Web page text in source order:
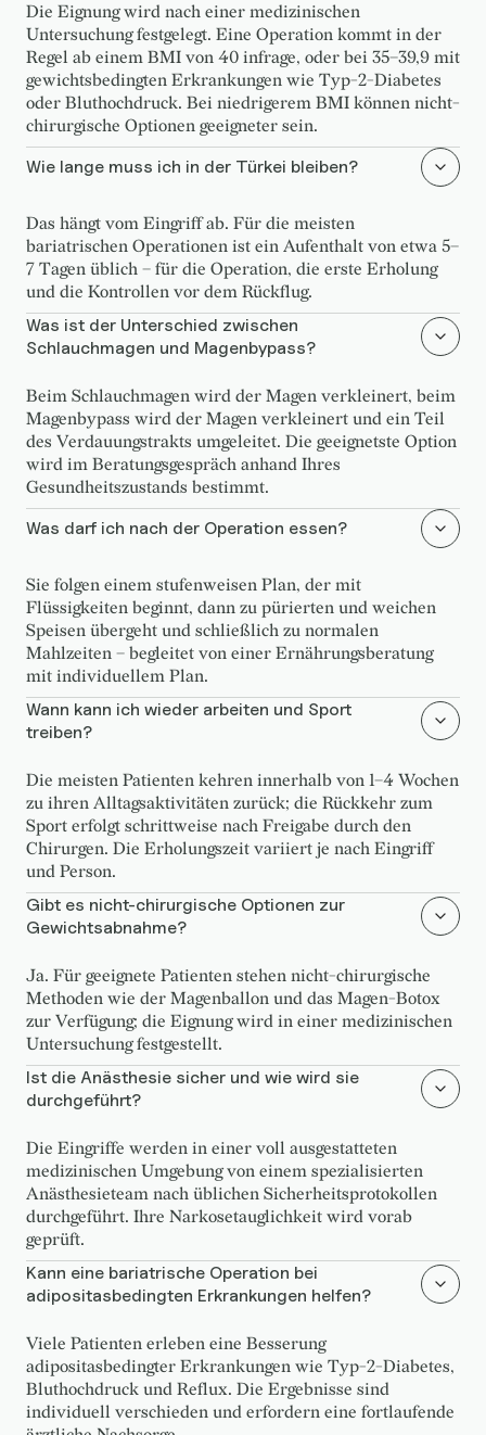
Die Eignung wird nach einer medizinischen
Untersuchung festgelegt. Eine Operation kommt in der
Regel ab einem BMI von 40 infrage, oder bei 35–39,9 mit
gewichtsbedingten Erkrankungen wie Typ-2-Diabetes
oder Bluthochdruck. Bei niedrigerem BMI können nicht-
chirurgische Optionen geeigneter sein.
Wie lange muss ich in der Türkei bleiben?
Das hängt vom Eingriff ab. Für die meisten
bariatrischen Operationen ist ein Aufenthalt von etwa 5–
7 Tagen üblich – für die Operation, die erste Erholung
und die Kontrollen vor dem Rückflug.
Was ist der Unterschied zwischen
Schlauchmagen und Magenbypass?
Beim Schlauchmagen wird der Magen verkleinert, beim
Magenbypass wird der Magen verkleinert und ein Teil
des Verdauungstrakts umgeleitet. Die geeignetste Option
wird im Beratungsgespräch anhand Ihres
Gesundheitszustands bestimmt.
Was darf ich nach der Operation essen?
Sie folgen einem stufenweisen Plan, der mit
Flüssigkeiten beginnt, dann zu pürierten und weichen
Speisen übergeht und schließlich zu normalen
Mahlzeiten – begleitet von einer Ernährungsberatung
mit individuellem Plan.
Wann kann ich wieder arbeiten und Sport
treiben?
Die meisten Patienten kehren innerhalb von 1–4 Wochen
zu ihren Alltagsaktivitäten zurück; die Rückkehr zum
Sport erfolgt schrittweise nach Freigabe durch den
Chirurgen. Die Erholungszeit variiert je nach Eingriff
und Person.
Gibt es nicht-chirurgische Optionen zur
Gewichtsabnahme?
Ja. Für geeignete Patienten stehen nicht-chirurgische
Methoden wie der Magenballon und das Magen-Botox
zur Verfügung; die Eignung wird in einer medizinischen
Untersuchung festgestellt.
Ist die Anästhesie sicher und wie wird sie
durchgeführt?
Die Eingriffe werden in einer voll ausgestatteten
medizinischen Umgebung von einem spezialisierten
Anästhesieteam nach üblichen Sicherheitsprotokollen
durchgeführt. Ihre Narkosetauglichkeit wird vorab
geprüft.
Kann eine bariatrische Operation bei
adipositasbedingten Erkrankungen helfen?
Viele Patienten erleben eine Besserung
adipositasbedingter Erkrankungen wie Typ-2-Diabetes,
Bluthochdruck und Reflux. Die Ergebnisse sind
individuell verschieden und erfordern eine fortlaufende